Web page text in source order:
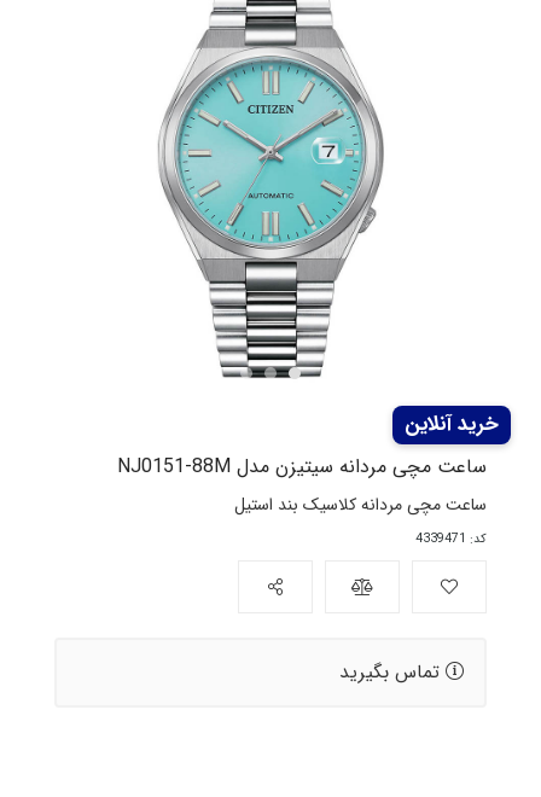
ساعت مچی مردانه سیتیزن مدل NJ0151-88M
ساعت مچی مردانه کلاسیک بند استیل
کد: 4339471
تماس بگیرید